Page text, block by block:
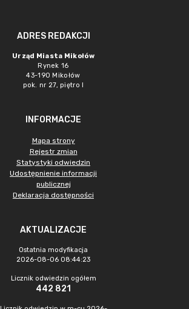
ADRES REDAKCJI
Urząd Miasta Mikołów
Rynek 16
43-190 Mikołów
pok. nr 27, piętro I
INFORMACJE
Mapa strony
Rejestr zmian
Statystyki odwiedzin
Udostępnienie informacji
publicznej
Deklaracja dostępności
AKTUALIZACJE
Ostatnia modyfikacja
2026-08-06 08:44:23
Licznik odwiedzin ogółem
442 821